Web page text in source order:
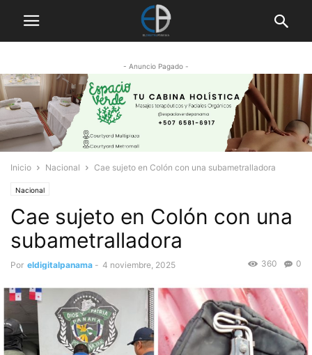
- Anuncio Pagado -
Inicio Nacional Cae sujeto en Colón con una subametralladora
Nacional
Cae sujeto en Colón con una
subametralladora
Por eldigitalpanama - 4 noviembre, 2025 0
360